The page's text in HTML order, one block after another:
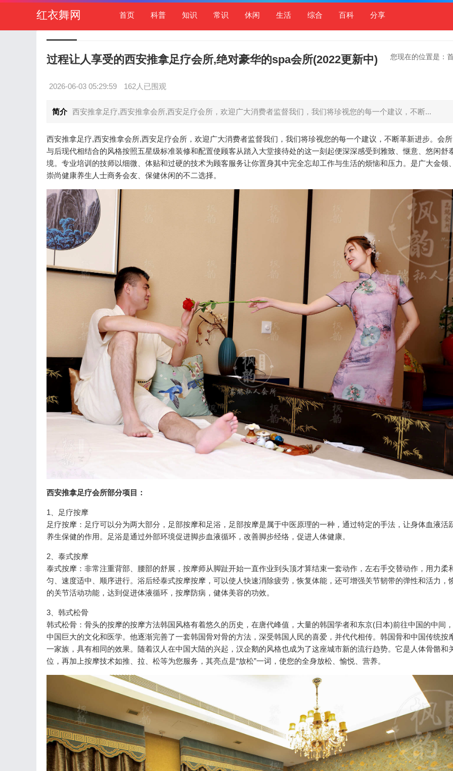
红衣舞网 首页 科普 知识 常识 休闲 生活 综合 百科 分享
您现在的位置是：
过程让人享受的西安推拿足疗会所,绝对豪华的spa会所(2022更新中)
2026-06-03 05:29:59 162人已围观
简介 西安推拿足疗,西安推拿会所,西安足疗会所，欢迎广大消费者监督我们，我们将珍视您的每一个建议，不断...
西安推拿足疗,西安推拿会所,西安足疗会所，欢迎广大消费者监督我们，我们将珍视您的每一个建议，不断革新进步。会
与后现代相结合的风格按照五星级标准装修和配置使顾客从踏入大堂接待处的这一刻起便深深感受到雅致、惬意、悠闲舒
境。专业培训的技师以细微、体贴和过硬的技术为顾客服务让你置身其中完全忘却工作与生活的烦恼和压力。是广大金领
崇尚健康养生人士商务会友、保健休闲的不二选择。
西安推拿足疗会所部分项目：
1、足疗按摩
足疗按摩：足疗可以分为两大部分，足部按摩和足浴，足部按摩是属于中医原理的一种，通过特定的手法，让身体血液活
养生保健的作用。足浴是通过外部环境促进脚步血液循环，改善脚步经络，促进人体健康。
2、泰式按摩
泰式按摩：非常注重背部、腰部的舒展，按摩师从脚趾开始一直作业到头顶才算结束一套动作，左右手交替动作，用力柔
匀、速度适中、顺序进行。浴后经泰式按摩按摩，可以使人快速消除疲劳，恢复体能，还可增强关节韧带的弹性和活力，
的关节活动功能，达到促进体液循环，按摩防病，健体美容的功效。
3、韩式松骨
韩式松骨：骨头的按摩的按摩方法韩国风格有着悠久的历史，在唐代峰值，大量的韩国学者和东京(日本)前往中国的中间
中国巨大的文化和医学。他逐渐完善了一套韩国骨对骨的方法，深受韩国人民的喜爱，并代代相传。韩国骨和中国传统按
一家族，具有相同的效果。随着汉人在中国大陆的兴起，汉企鹅的风格也成为了这座城市新的流行趋势。它是人体骨骼和
位，再加上按摩技术如推、拉、松等为您服务，其亮点是“放松”一词，使您的全身放松、愉悦、营养。